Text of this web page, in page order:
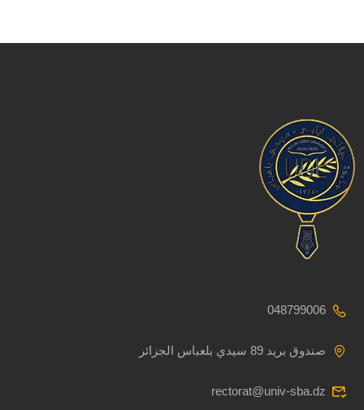
048799006
صندوق بريد 89 سيدي بلعباس الجزائر
rectorat@univ-sba.dz